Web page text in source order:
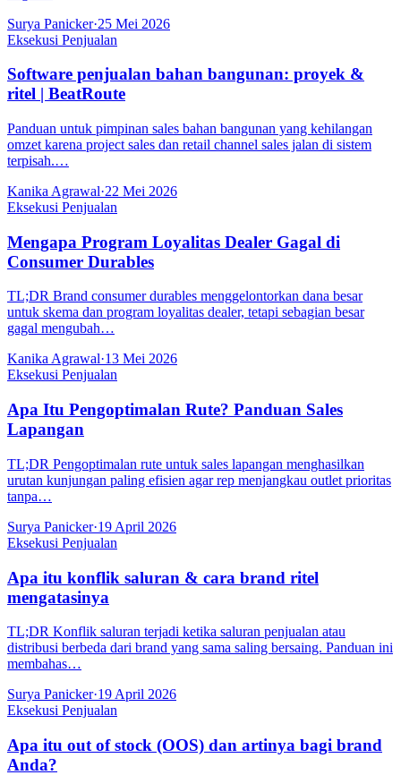
Surya Panicker·25 Mei 2026
Eksekusi Penjualan
Software penjualan bahan bangunan: proyek &
ritel | BeatRoute
Panduan untuk pimpinan sales bahan bangunan yang kehilangan
omzet karena project sales dan retail channel sales jalan di sistem
terpisah.…
Kanika Agrawal·22 Mei 2026
Eksekusi Penjualan
Mengapa Program Loyalitas Dealer Gagal di
Consumer Durables
TL;DR Brand consumer durables menggelontorkan dana besar
untuk skema dan program loyalitas dealer, tetapi sebagian besar
gagal mengubah…
Kanika Agrawal·13 Mei 2026
Eksekusi Penjualan
Apa Itu Pengoptimalan Rute? Panduan Sales
Lapangan
TL;DR Pengoptimalan rute untuk sales lapangan menghasilkan
urutan kunjungan paling efisien agar rep menjangkau outlet prioritas
tanpa…
Surya Panicker·19 April 2026
Eksekusi Penjualan
Apa itu konflik saluran & cara brand ritel
mengatasinya
TL;DR Konflik saluran terjadi ketika saluran penjualan atau
distribusi berbeda dari brand yang sama saling bersaing. Panduan ini
membahas…
Surya Panicker·19 April 2026
Eksekusi Penjualan
Apa itu out of stock (OOS) dan artinya bagi brand
Anda?